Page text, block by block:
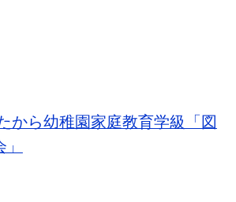
から幼稚園家庭教育学級「図